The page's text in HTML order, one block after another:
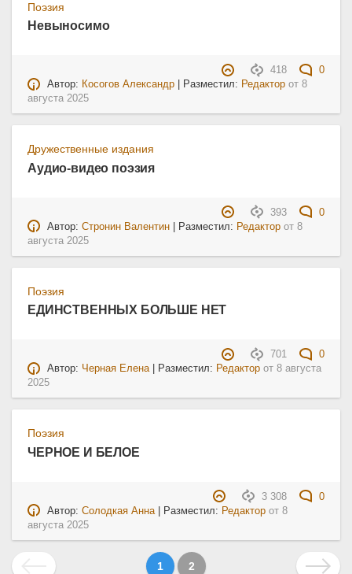
Поэзия
Невыносимо
418
0
Автор: Косогов Александр | Разместил: Редактор от8
августа 2025
Дружественные издания
Аудио-видео поэзия
393
0
Автор:Стронин Валентин | Разместил: Редактор от8
августа 2025
Поэзия
ЕДИНСТВЕННЫХ БОЛЬШЕ НЕТ
701
0
Автор: Черная Елена| Разместил: Редактор от8 августа
2025
Поэзия
ЧЕРНОЕ И БЕЛОЕ
3 308
0
Автор:Солодкая Анна | Разместил: Редактор от8
августа 2025
1 2